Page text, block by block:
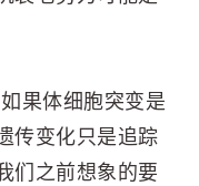
果体细胞突变是
传变化只是追踪
们之前想象的要